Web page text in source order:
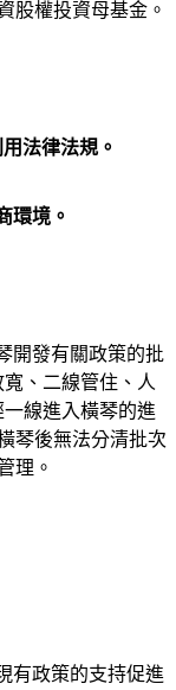
股權投資母基金。
法律法規。
環境。
開發有關政策的批
、二線管住、人
線進入橫琴的進
琴後無法分清批次
理。
有政策的支持促進